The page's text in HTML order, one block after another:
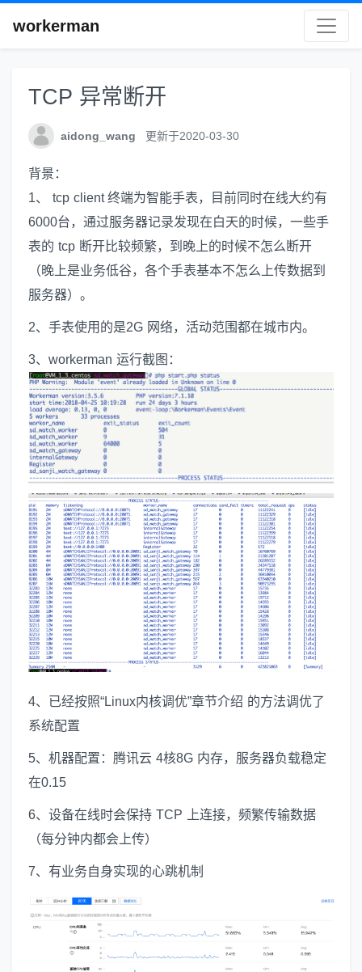
workerman
TCP 异常断开
aidong_wang 更新于2020-03-30
背景：
1、 tcp client 终端为智能手表，目前同时在线大约有
6000台，通过服务器记录发现在白天的时候，一些手
表的 tcp 断开比较频繁，到晚上的时候不怎么断开
（晚上是业务低谷，各个手表基本不怎么上传数据到
服务器）。
2、手表使用的是2G 网络，活动范围都在城市内。
3、workerman 运行截图：
4、已经按照“Linux内核调优”章节介绍 的方法调优了
系统配置
5、机器配置：腾讯云 4核8G 内存，服务器负载稳定
在0.15
6、设备在线时会保持 TCP 上连接，频繁传输数据
（每分钟内都会上传）
7、有业务自身实现的心跳机制